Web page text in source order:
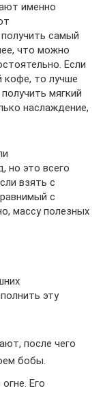
именно
самый
что можно
Если
кофе, то лучше
мягкий
наслаждение,
но это всего
взять с
с
массу полезных
эту
после чего
бобы.
Его